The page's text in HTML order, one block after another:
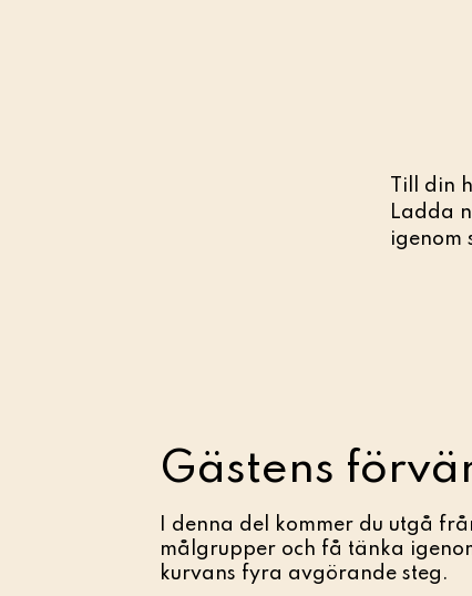
Till din
Ladda
igenom
Gästens
I denna del kommer du utgå
målgrupper och få tänka
kurvans fyra avgörande steg.